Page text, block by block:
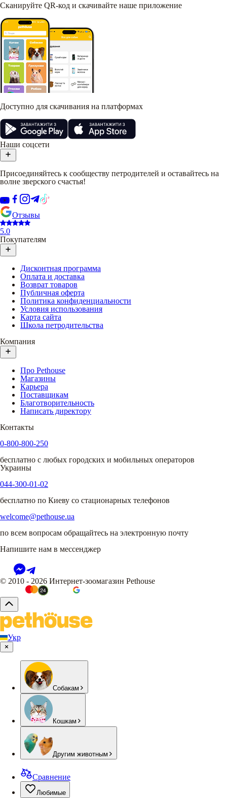
Сканируйте QR-код и скачивайте наше приложение
Доступно для скачивания на платформах
Наши соцсети
Присоединяйтесь к сообществу петродителей и оставайтесь на
волне зверского счастья!
Отзывы
5.0
Покупателям
Дисконтная программа
Оплата и доставка
Возврат товаров
Публичная оферта
Политика конфиденциальности
Условия использования
Карта сайта
Школа петродительства
Компания
Про Pethouse
Магазины
Карьера
Поставщикам
Благотворительность
Написать директору
Контакты
0-800-800-250
бесплатно с любых городских и мобильных операторов
Украины
044-300-01-02
бесплатно по Киеву со стационарных телефонов
welcome@pethouse.ua
по всем вопросам обращайтесь на электронную почту
Напишите нам в мессенджер
© 2010 - 2026 Интернет-зоомагазин Pethouse
Укр
Собакам
Кошкам
Другим животным
Сравнение
Любимые